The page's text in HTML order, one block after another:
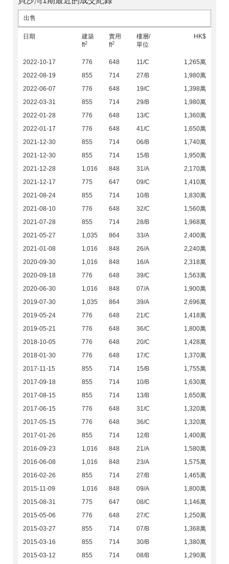
出售
日期
建築
ft2
實用
ft2
樓層/
單位
HK$
2022-10-17 776 648 11/C
1,265萬
2022-08-19
855 714 27/B
1,980萬
2022-06-07
776 648 19/C
1,398萬
2022-03-31
855 714 29/B
1,980萬
2022-01-28
776 648 13/C
1,360萬
2022-01-17
776 648 41/C
1,650萬
2021-12-30
855 714 06/B
1,740萬
2021-12-30
855 714 15/B
1,950萬
2021-12-28
1,016 848 31/A
2,170萬
2021-12-17
775 647 09/C
1,410萬
2021-08-24
855 714 10/B
1,830萬
2021-08-10
776 648 32/C
1,560萬
2021-07-28
855 714 28/B
1,968萬
2021-05-27
1,035 864 33/A
2,400萬
2021-01-08
1,016 848 26/A
2,240萬
2020-09-30
1,016 848 16/A
2,318萬
2020-09-18
776 648 39/C
1,563萬
2020-06-30
1,016 848 07/A
1,900萬
2019-07-30
1,035 864 39/A
2,696萬
2019-05-24
776 648 21/C
1,418萬
2019-05-21
776 648 36/C
1,800萬
2018-10-05
776 648 20/C
1,428萬
2018-01-30
776 648 17/C
1,370萬
2017-11-15
855 714 15/B
1,755萬
2017-09-18
855 714 10/B
1,630萬
2017-08-15
855 714 13/B
1,650萬
2017-06-15
776 648 31/C
1,320萬
2017-05-15
776 648 36/C
1,320萬
2017-01-26
855 714 12/B
1,400萬
2016-09-23
1,016 848 21/A
1,580萬
2016-06-08
1,016 848 23/A
1,575萬
2016-02-26
855 714 27/B
1,465萬
2015-11-09
1,016 848 09/A
1,800萬
2015-08-31
775 647 08/C
1,146萬
2015-05-06
776 648 27/C
1,250萬
2015-03-27
855 714 07/B
1,368萬
2015-03-16
855 714 30/B
1,380萬
2015-03-12
855 714 08/B
1,290萬